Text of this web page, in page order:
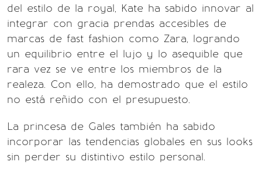
del estilo de la royal, Kate ha sabido innovar al
integrar con gracia prendas accesibles de
marcas de fast fashion como Zara, logrando
un equilibrio entre el lujo y lo asequible que
rara vez se ve entre los miembros de la
realeza. Con ello, ha demostrado que el estilo
no está reñido con el presupuesto.
La princesa de Gales también ha sabido
incorporar las tendencias globales en sus looks
sin perder su distintivo estilo personal.